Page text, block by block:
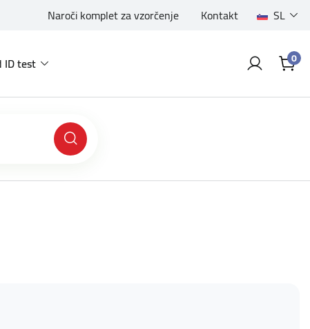
Naroči komplet za vzorčenje Kontakt SL
ID test 0